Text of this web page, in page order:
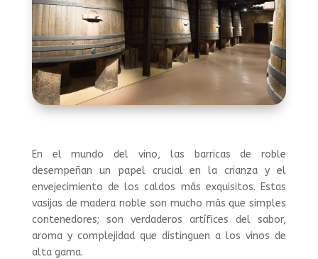
En el mundo del vino, las barricas de roble
desempeñan un papel crucial en la crianza y el
envejecimiento de los caldos más exquisitos. Estas
vasijas de madera noble son mucho más que simples
contenedores; son verdaderos artífices del sabor,
aroma y complejidad que distinguen a los vinos de
alta gama.